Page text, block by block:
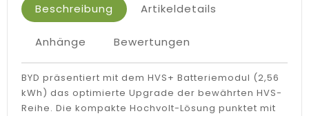
Beschreibung Artikeldetails
Anhänge Bewertungen
BYD präsentiert mit dem HVS+ Batteriemodul (2,56
kWh) das optimierte Upgrade der bewährten HVS-
Reihe. Die kompakte Hochvolt-Lösung punktet mit